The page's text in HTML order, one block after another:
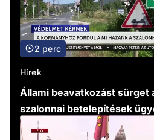
2 perc
Hírek
Állami beavatkozást sürget
szalonnai betelepítések